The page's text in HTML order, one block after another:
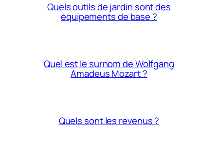
Quels outils de jardin sont des
équipements de base ?
Quel est le surnom de Wolfgang
Amadeus Mozart ?
Quels sont les revenus ?